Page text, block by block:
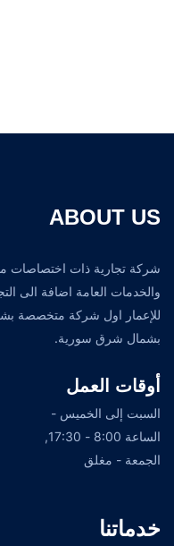
ABOUT US
شركة تجارية ذات اختصاصات
للإعمار اول شركة متخصصة
بشمال شرق سورية.
أوقات العمل
السبت إلى الخميس -
الساعة 8:00 - 17:30,
الجمعة - مغلق
خدماتنا